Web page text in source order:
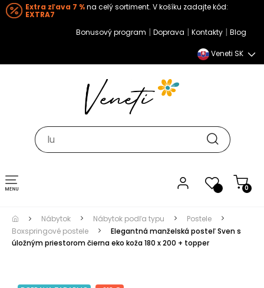
Extra zľava 7 %na celý sortiment. V košíku zadajte kód:
EXTRA7
Bonusový program | Doprava | Kontakty | Blog
Veneti SK
0
Toggle navigation
Nábytok Nábytok podľa typu
Postele
Boxspringové postele
Elegantná manželská posteľ Sven s
úložným priestorom čierna eko koža 180 x 200 + topper